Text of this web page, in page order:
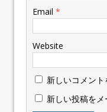
Email *
Website
新しいコメン
新しい投稿を